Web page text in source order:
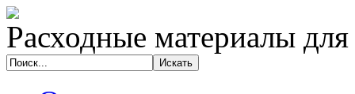
Расходные материалы